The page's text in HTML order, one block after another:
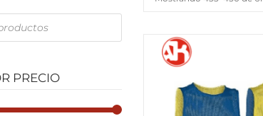
PRECIO